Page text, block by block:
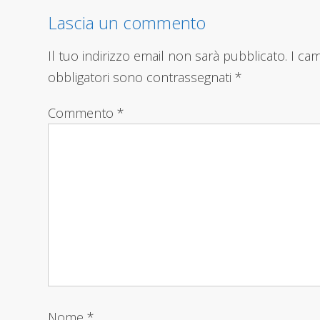
Lascia un commento
Il tuo indirizzo email non sarà pubblicato. I
obbligatori sono contrassegnati*
Commento*